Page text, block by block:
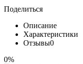
Поделиться
Описание
Характеристики
Отзывы0
0%